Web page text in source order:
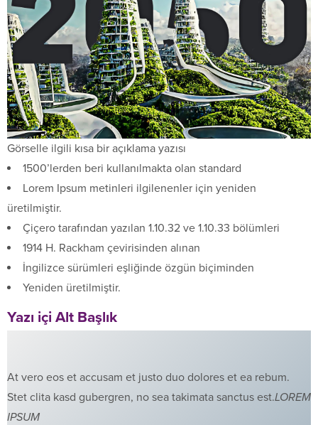
Görselle ilgili kısa bir açıklama yazısı
1500’lerden beri kullanılmakta olan standard
Lorem Ipsum metinleri ilgilenenler için yeniden
üretilmiştir.
Çiçero tarafından yazılan 1.10.32 ve 1.10.33 bölümleri
1914 H. Rackham çevirisinden alınan
İngilizce sürümleri eşliğinde özgün biçiminden
Yeniden üretilmiştir.
Yazı içi Alt Başlık
At vero eos et accusam et justo duo dolores et ea rebum.
Stet clita kasd gubergren, no sea takimata sanctus est.LOREM
IPSUM